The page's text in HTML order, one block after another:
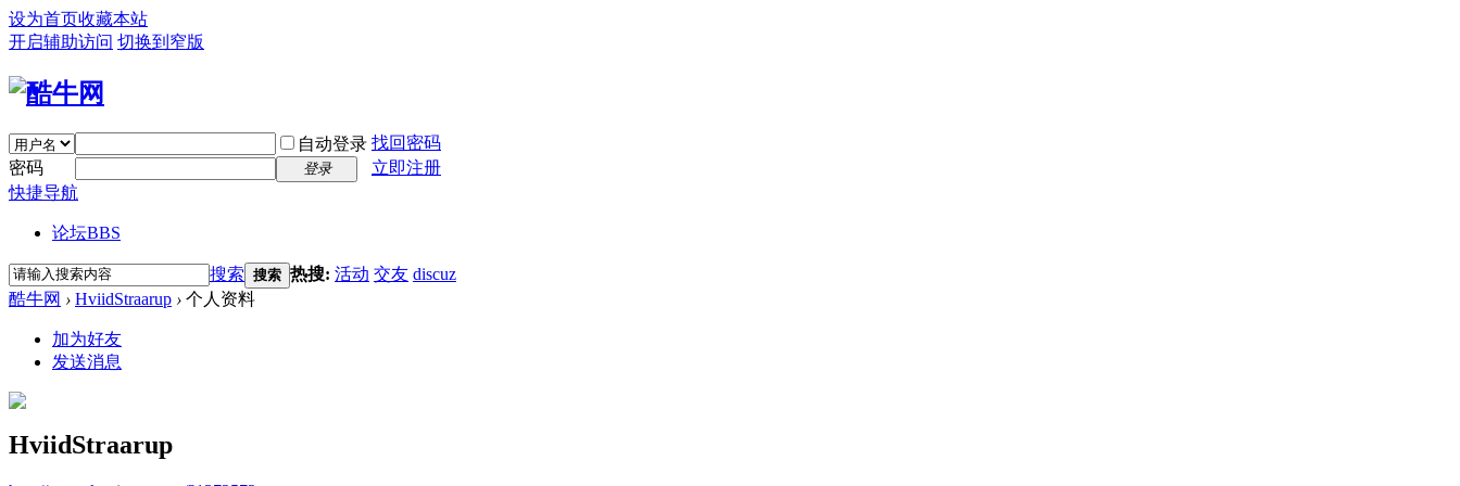
设为首页收藏本站
开启辅助访问 切换到窄版
自动登录 找回密码
密码
登录
立即注册
快捷导航
论坛BBS
搜索 搜索 热搜: 活动 交友 discuz
酷牛网 › HviidStraarup › 个人资料
加为好友
发送消息
HviidStraarup